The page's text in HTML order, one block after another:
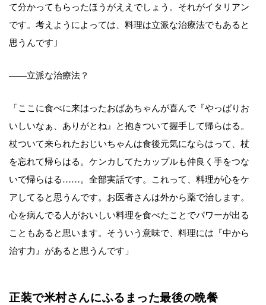
て分かってもらったほうがええでしょう。それがイタリアン
です。考えようによっては、料理は立派な治療法でもあると
思うんです｣
――立派な治療法？
「ここに食べに来はったおばあちゃんが喜んで『やっぱりお
いしいなぁ、ありがとね』と抱きついて握手して帰らはる。
杖ついて来られたおじいちゃんは食後元気にならはって、杖
を忘れて帰らはる。ケンカしてたカップルも仲良く手をつな
いで帰らはる……。全部実話です。これって、料理が心をケ
アしてると思うんです。お医者さんは外から薬で治します。
心を病んでる人がおいしい料理を食べたことでパワーが出る
こともあると思います。そういう意味で、料理には『中から
治す力』があると思うんです」
正装で米村さんにふるまった最後の晩餐